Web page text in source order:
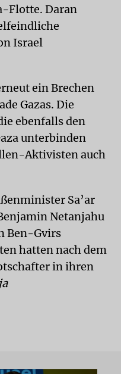
Flotte. Daran
Israel
ein Brechen
Gazas. Die
ebenfalls den
unterbinden
Aktivisten auch
Sa’ar
Netanjahu
Ben-Gvirs
hatten nach dem
in ihren